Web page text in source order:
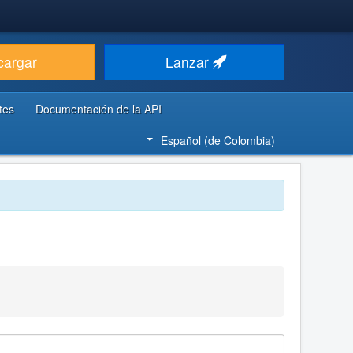
Lanzar
Documentación de la API
Español (de Colombia)